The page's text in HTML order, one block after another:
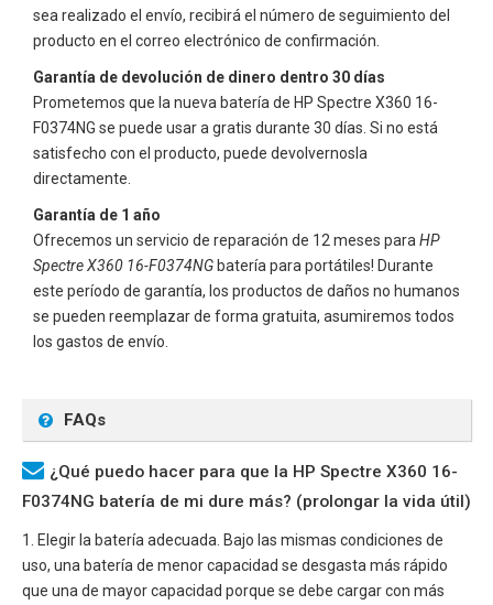
sea realizado el envío, recibirá el número de seguimiento del
producto en el correo electrónico de confirmación.
Garantía de devolución de dinero dentro 30 días
Prometemos que la nueva batería de HP Spectre X360 16-
F0374NG se puede usar a gratis durante 30 días. Si no está
satisfecho con el producto, puede devolvernosla
directamente.
Garantía de 1 año
Ofrecemos un servicio de reparación de 12 meses para HP
Spectre X360 16-F0374NGbatería para portátiles! Durante
este período de garantía, los productos de daños no humanos
se pueden reemplazar de forma gratuita, asumiremos todos
los gastos de envío.
FAQs
¿Qué puedo hacer para que la HP Spectre X360 16-
F0374NG batería de mi dure más? (prolongar la vida útil)
1. Elegir la batería adecuada. Bajo las mismas condiciones de
uso, una batería de menor capacidad se desgasta más rápido
que una de mayor capacidad porque se debe cargar con más